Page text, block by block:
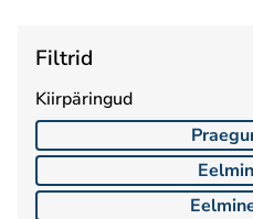
Filtrid
Kiirpäringud